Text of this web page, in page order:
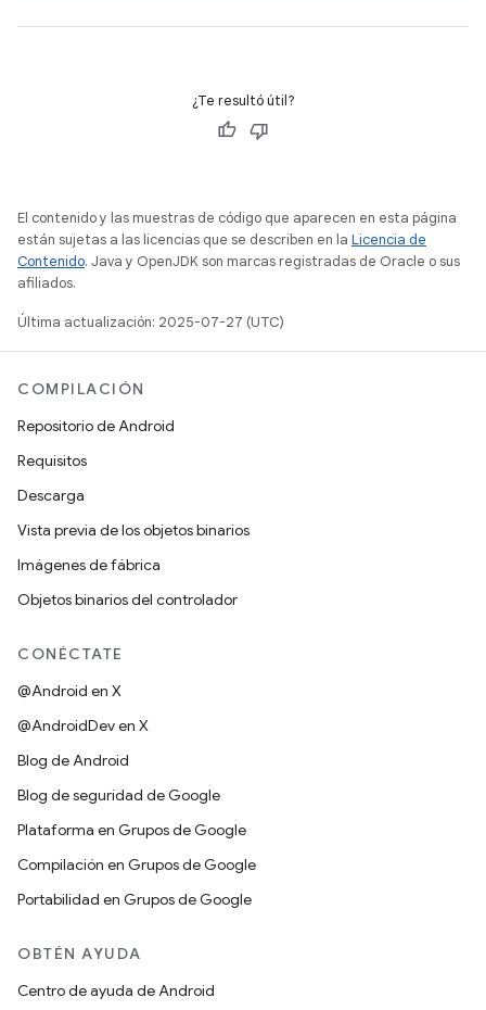
¿Te resultó útil?
El contenido y las muestras de código que aparecen en esta página
están sujetas a las licencias que se describen en la Licencia de
Contenido. Java y OpenJDK son marcas registradas de Oracle o sus
afiliados.
Última actualización: 2025-07-27 (UTC)
COMPILACIÓN
Repositorio de Android
Requisitos
Descarga
Vista previa de los objetos binarios
Imágenes de fábrica
Objetos binarios del controlador
CONÉCTATE
@Android en X
@AndroidDev en X
Blog de Android
Blog de seguridad de Google
Plataforma en Grupos de Google
Compilación en Grupos de Google
Portabilidad en Grupos de Google
OBTÉN AYUDA
Centro de ayuda de Android